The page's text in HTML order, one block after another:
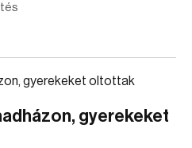
gyerekeket